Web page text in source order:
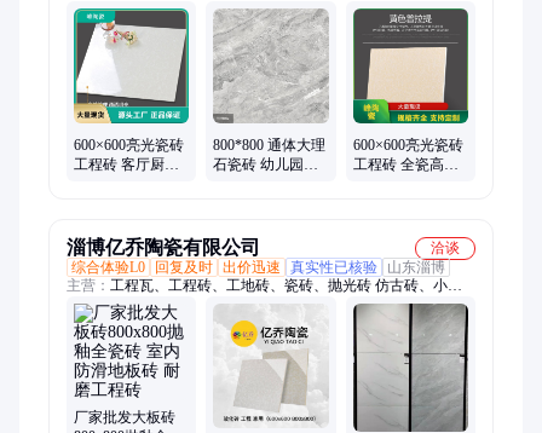
内墙砖、小地砖、工程瓷砖、通体大理石、全瓷中板、地铺石
600×600亮光瓷砖
工程砖 客厅厨房
800*800 通体大理
石瓷砖 幼儿园装
600×600亮光瓷砖
工程砖 全瓷高档
淄博亿乔陶瓷有限公司
洽谈
综合体验L0
回复及时 出价迅速 真实性已核验
山东淄博
主营： 工程瓦、工程砖、工地砖、瓷砖、抛光砖 仿古砖、小地
砖 马赛克、屋面瓦、通体大理石、内墙 外墙
厂家批发大板砖